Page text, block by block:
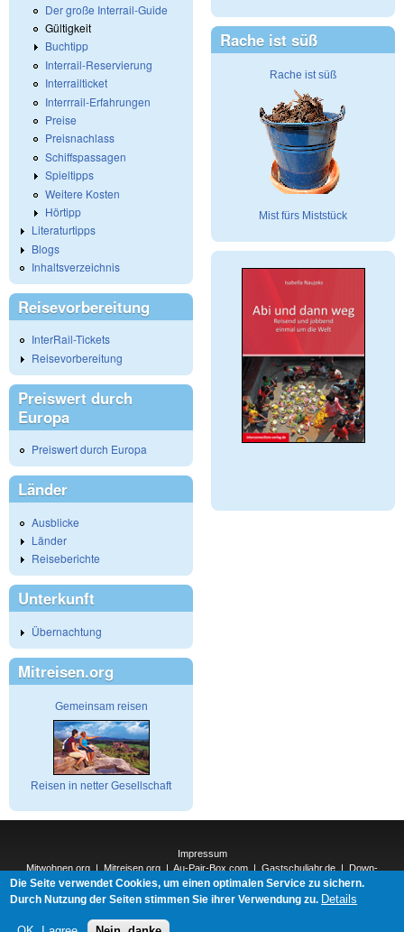
Der große Interrail-Guide
Gültigkeit
Buchtipp
Interrail-Reservierung
Interrailticket
Interrrail-Erfahrungen
Preise
Preisnachlass
Schiffspassagen
Spieltipps
Weitere Kosten
Hörtipp
Literaturtipps
Blogs
Inhaltsverzeichnis
Reisevorbereitung
InterRail-Tickets
Reisevorbereitung
Preiswert durch
Europa
Preiswert durch Europa
Länder
Ausblicke
Länder
Reiseberichte
Unterkunft
Übernachtung
Mitreisen.org
Gemeinsam reisen
Reisen in netter Gesellschaft
Rache ist süß
Rache ist süß
Mist fürs Miststück
Impressum
Mitwohnen.org | Mitreisen.org | Au-Pair-Box.com | Gastschuljahr.de | Down-
Under.org |Elderpair.com|
Interconnections-Verlag.de|Natur-und-Umwelt.org|ReiseTops.com|
Die Seite verwendet Cookies, um einen optimalen Service zu sichern.
Durch Nutzung der Seiten stimmen Sie ihrer Verwendung zu. Details